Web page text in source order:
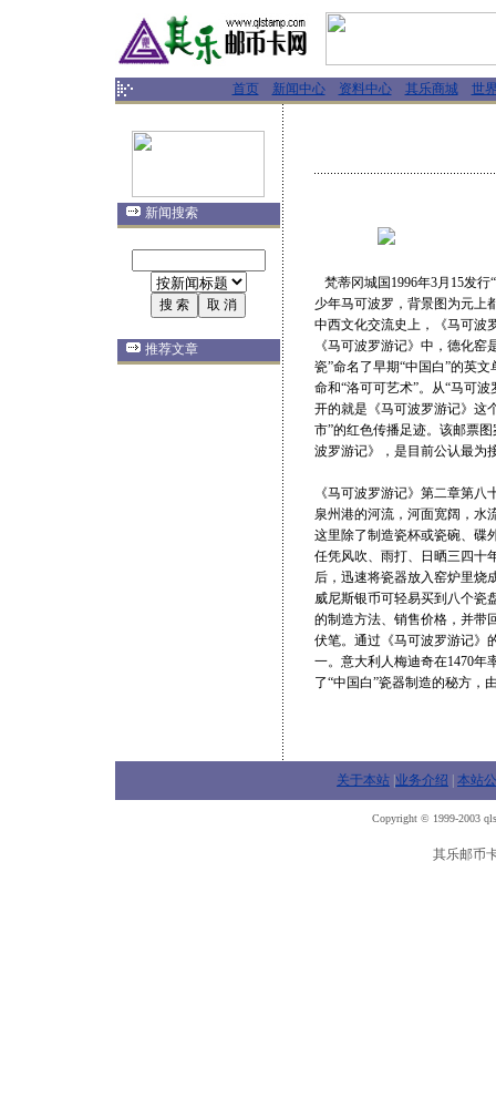
首页 新闻中心 资料中心 其乐商城 世
新闻搜索
推荐文章
梵蒂冈城国1996年3月15发
少年马可波罗，背景图为元上
中西文化交流史上，《马可波
《马可波罗游记》中，德化
瓷”命名了早期“中国白”的英
命和“洛可可艺术”。从“马可
开的就是《马可波罗游记》这
市”的红色传播足迹。该邮票
波罗游记》，是目前公认最为
《马可波罗游记》第二章第
泉州港的河流，河面宽阔，水
这里除了制造瓷杯或瓷碗、碟
任凭风吹、雨打、日晒三四十
后，迅速将瓷器放入窑炉里烧
威尼斯银币可轻易买到八个瓷
的制造方法、销售价格，并带
伏笔。通过《马可波罗游记》
一。意大利人梅迪奇在1470
了“中国白”瓷器制造的秘方，
关于本站 业务介绍 本站
Copyright © 1999-2003
其乐邮币